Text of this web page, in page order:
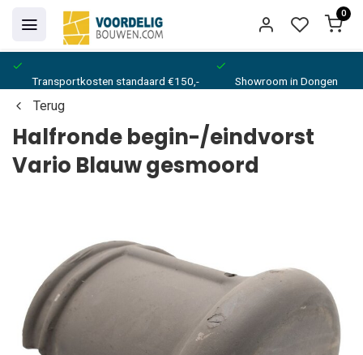
0
Transportkosten standaard €150,- Showroom in Dongen
Terug
Halfronde begin-/eindvorst
Vario Blauw gesmoord